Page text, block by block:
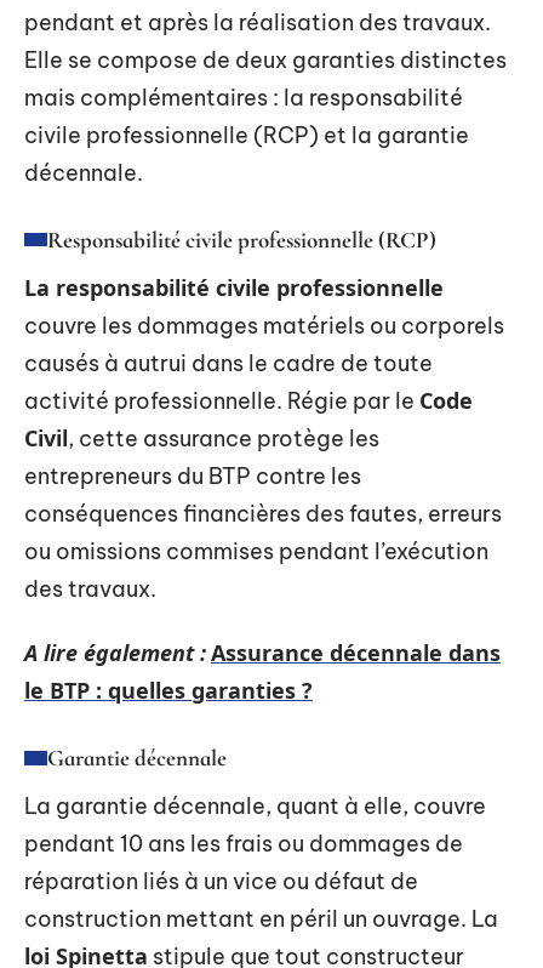
pendant et après la réalisation des travaux.
Elle se compose de deux garanties distinctes
mais complémentaires : la responsabilité
civile professionnelle (RCP) et la garantie
décennale.
Responsabilité civile professionnelle (RCP)
La responsabilité civile professionnelle
couvre les dommages matériels ou corporels
causés à autrui dans le cadre de toute
activité professionnelle. Régie par le Code
Civil, cette assurance protège les
entrepreneurs du BTP contre les
conséquences financières des fautes, erreurs
ou omissions commises pendant l’exécution
des travaux.
A lire également :Assurance décennale dans
le BTP : quelles garanties ?
Garantie décennale
La garantie décennale, quant à elle, couvre
pendant 10 ans les frais ou dommages de
réparation liés à un vice ou défaut de
construction mettant en péril un ouvrage. La
loi Spinetta stipule que tout constructeur